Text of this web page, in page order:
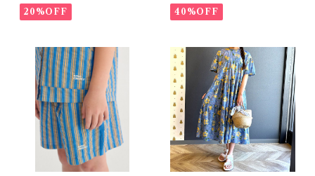
20%OFF 40%OFF